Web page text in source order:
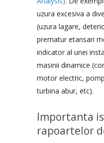
uzura excesiva a
(uzura lagare,
prematur etansari
indicator al unei
masinii dinamice
motor electric,
turbina abur, etc).
Importanta
rapoartelor